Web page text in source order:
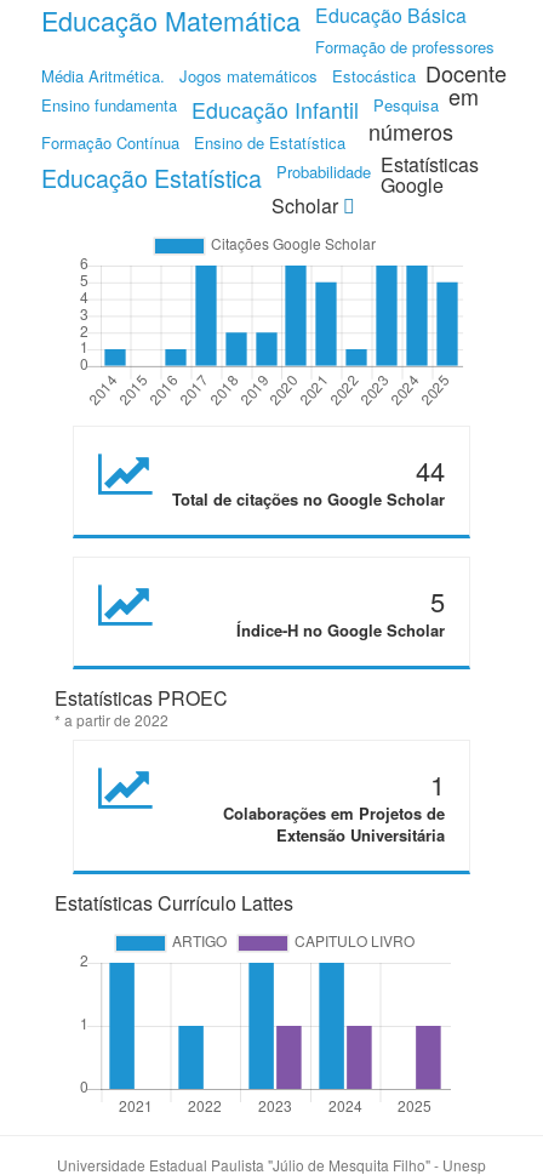
Educação Matemática Educação Básica
Formação de professores
Média Aritmética.
Jogos matemáticos
Estocástica
Ensino fundamenta
Educação Infantil
Pesquisa
Formação Contínua
Ensino de Estatística
Educação Estatística Probabilidade
Docente
em
números
Estatísticas
Google
Scholar
44
Total de citações no Google Scholar
5
Índice-H no Google Scholar
Estatísticas PROEC
* a partir de 2022
1
Colaborações em Projetos de
Extensão Universitária
Estatísticas Currículo Lattes
Universidade Estadual Paulista "Júlio de Mesquita Filho" - Unesp